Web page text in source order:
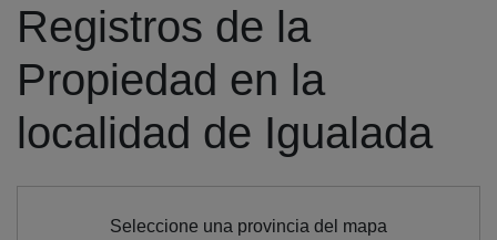
Registros de la
Propiedad en la
localidad de Igualada
Seleccione una provincia del mapa